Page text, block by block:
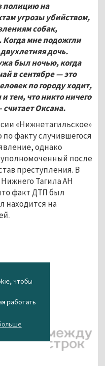
чтобы
работать
полицию на
угрозы убийством,
собак,
Когда мне подожгли
дочь.
был ночью, когда
в сентябре — это
по городу ходит,
тем, что никто ничего
Оксана.
«Нижнетагильское»
факту случившегося
однако
после
преступления. В
Тагила АН
факт ДТП был
находится на